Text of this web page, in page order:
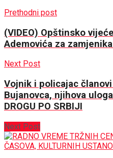
Prethodni post
(VIDEO) Opštinsko
Ademovića za
Next Post
Vojnik i policajac
Bujanovca, njihova
DROGU PO SRBIJI
Next Post